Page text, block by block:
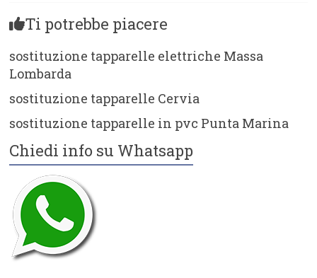
Ti potrebbe piacere
sostituzione tapparelle elettriche Massa
Lombarda
sostituzione tapparelle Cervia
sostituzione tapparelle in pvc Punta Marina
Chiedi info su Whatsapp